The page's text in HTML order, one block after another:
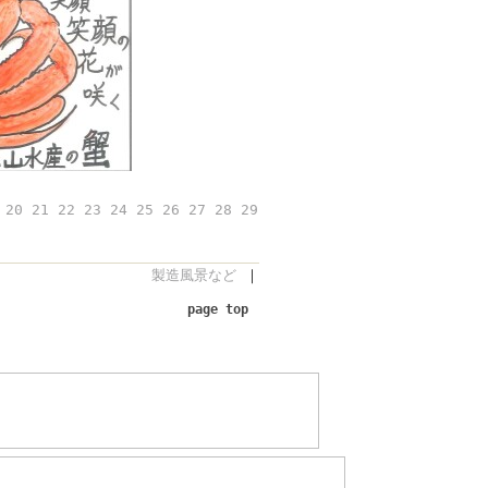
20 21 22 23 24 25 26 27 28 29
製造風景など ｜
page top